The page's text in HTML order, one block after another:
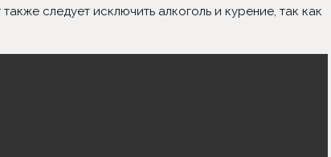
следует исключить алкоголь и курение, так как